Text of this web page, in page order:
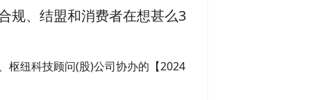
规、结盟和消费者在想甚么3
枢纽科技顾问(股)公司协办的【2024